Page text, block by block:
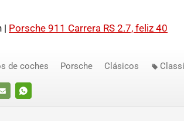
| Porsche 911 Carrera RS 2.7, feliz 40
WHATSAPP
de coches Porsche Clásicos